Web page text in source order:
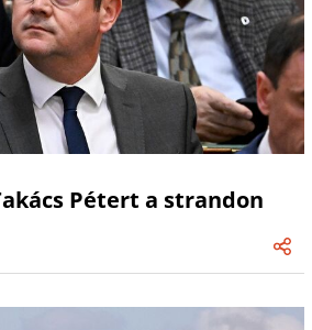
Pétert a strandon